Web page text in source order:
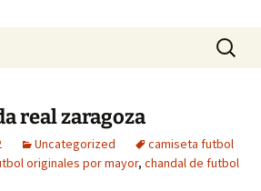
Buscar:
real zaragoza
Uncategorized
camiseta futbol
originales por mayor, chandal de futbol